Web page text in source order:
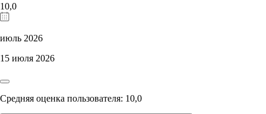
10,0
июль 2026
15 июля 2026
Средняя оценка пользователя: 10,0